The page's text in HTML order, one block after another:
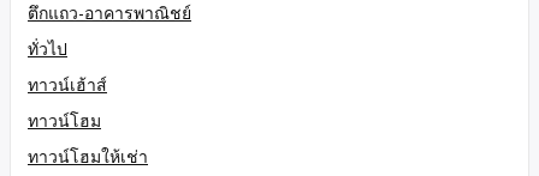
ตึกแถว-อาคารพาณิชย์
ทั่วไป
ทาวน์เฮ้าส์
ทาวน์โฮม
ทาวน์โฮมให้เช่า